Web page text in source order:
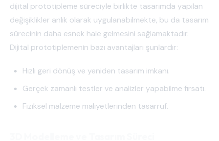
dijital prototipleme süreciyle birlikte tasarımda yapılan
değişiklikler anlık olarak uygulanabilmekte, bu da tasarım
sürecinin daha esnek hale gelmesini sağlamaktadır.
Dijital prototiplemenin bazı avantajları şunlardır:
Hızlı geri dönüş ve yeniden tasarım imkanı.
Gerçek zamanlı testler ve analizler yapabilme fırsatı.
Fiziksel malzeme maliyetlerinden tasarruf.